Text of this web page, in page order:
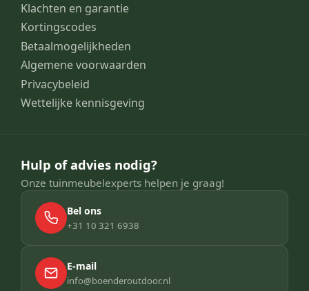
Klachten en garantie
Kortingscodes
Betaalmogelijkheden
Algemene voorwaarden
Privacybeleid
Wettelijke kennisgeving
Hulp of advies nodig?
Onze tuinmeubelexperts helpen je graag!
Bel ons
+31 10 321 6938
E-mail
info@boenderoutdoor.nl